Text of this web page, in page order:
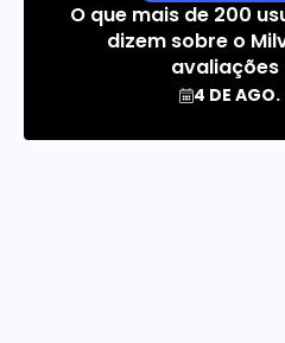
O que mais de 200
dizem sobre o
avaliações
4 DE